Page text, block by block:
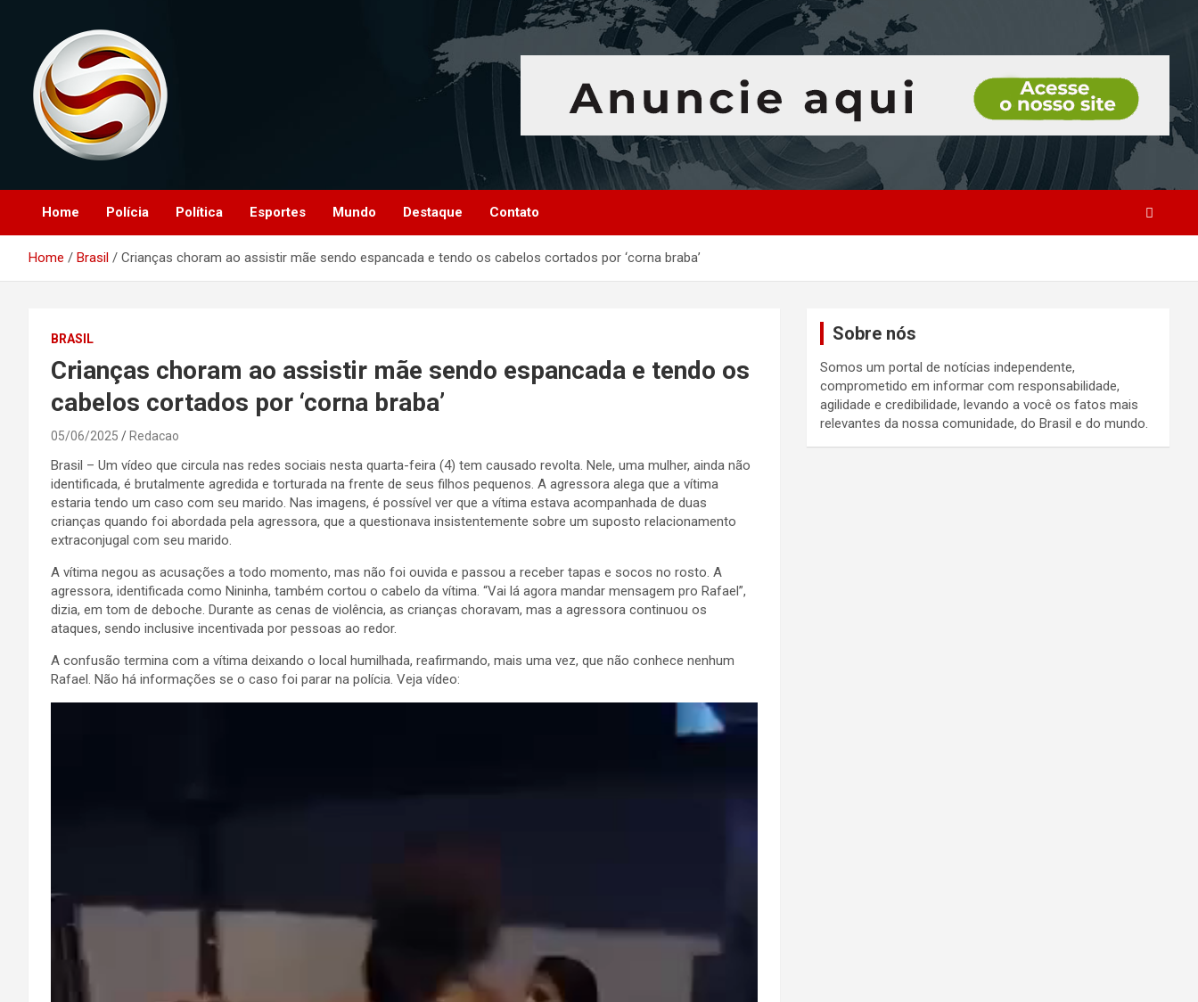
Portal Monitoramento
Home Polícia Política Esportes Mundo Destaque Contato
Home Brasil Crianças choram ao assistir mãe sendo espancada e tendo os cabelos cortados por ‘corna braba’
BRASIL
Crianças choram ao assistir mãe sendo espancada e tendo os
cabelos cortados por ‘corna braba’
05/06/2025 Redacao
Brasil – Um vídeo que circula nas redes sociais nesta quarta-feira (4) tem causado revolta. Nele, uma mulher, ainda não
identificada, é brutalmente agredida e torturada na frente de seus filhos pequenos. A agressora alega que a vítima
estaria tendo um caso com seu marido. Nas imagens, é possível ver que a vítima estava acompanhada de duas
crianças quando foi abordada pela agressora, que a questionava insistentemente sobre um suposto relacionamento
extraconjugal com seu marido.
A vítima negou as acusações a todo momento, mas não foi ouvida e passou a receber tapas e socos no rosto. A
agressora, identificada como Nininha, também cortou o cabelo da vítima. “Vai lá agora mandar mensagem pro Rafael”,
dizia, em tom de deboche. Durante as cenas de violência, as crianças choravam, mas a agressora continuou os
ataques, sendo inclusive incentivada por pessoas ao redor.
A confusão termina com a vítima deixando o local humilhada, reafirmando, mais uma vez, que não conhece nenhum
Rafael. Não há informações se o caso foi parar na polícia. Veja vídeo:
Sobre nós
Somos um portal de notícias independente,
comprometido em informar com responsabilidade,
agilidade e credibilidade, levando a você os fatos mais
relevantes da nossa comunidade, do Brasil e do mundo.